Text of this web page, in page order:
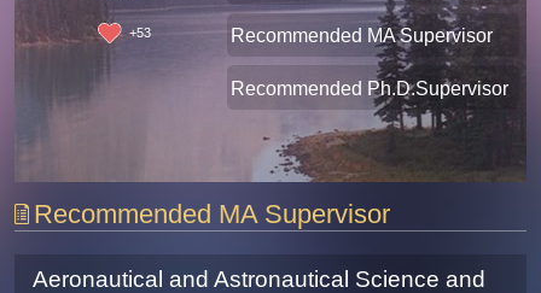
+53 Recommended MA Supervisor
Recommended Ph.D.Supervisor
Recommended MA Supervisor
Aeronautical and Astronautical Science and